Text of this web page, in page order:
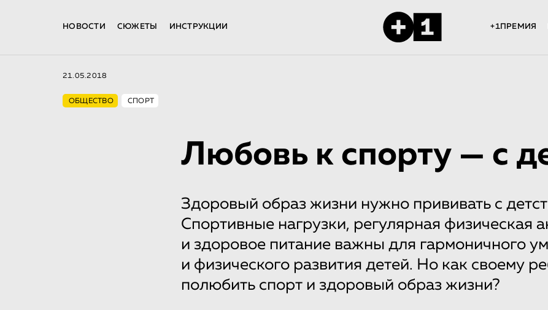
НОВОСТИ СЮЖЕТЫ ИНСТРУКЦИИ +1ПРЕМИЯ
21.05.2018
ОБЩЕСТВО СПОРТ
Любовь к спорту — с
Здоровый образ жизни нужно прививать с
Спортивные нагрузки, регулярная физическая
и здоровое питание важны для гармоничного
и физического развития детей. Но как своему
полюбить спорт и здоровый образ жизни?